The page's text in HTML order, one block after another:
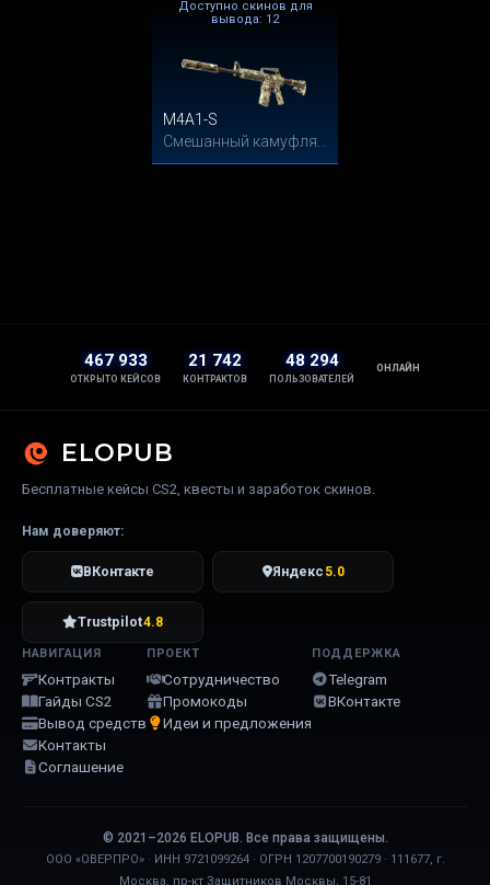
M4A1-S
Доступно скинов для
вывода: 12
467 933
ОТКРЫТО КЕЙСОВ
21 742
КОНТРАКТОВ
48 294
ПОЛЬЗОВАТЕЛЕЙ
ОНЛАЙН
ELOPUB
Бесплатные кейсы CS2, квесты и заработок скинов.
Нам доверяют:
ВКонтакте Яндекс 5.0
Trustpilot4.8
НАВИГАЦИЯ
Контракты
Гайды CS2
Вывод средств
Контакты
Соглашение
ПРОЕКТ
Сотрудничество
Промокоды
Идеи и предложения
ПОДДЕРЖКА
Telegram
ВКонтакте
© 2021–2026 ELOPUB. Все права защищены.
ООО «ОВЕРПРО» · ИНН 9721099264 · ОГРН 1207700190279 · 111677, г.
Москва, пр-кт Защитников Москвы, 15-81